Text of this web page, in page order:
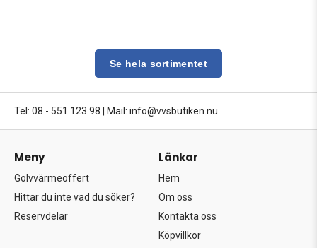
Se hela sortimentet
Tel: 08 - 551 123 98 Mail: info@vvsbutiken.nu
Meny
Golvvärmeoffert
Hittar du inte vad du söker?
Reservdelar
Länkar
Hem
Om oss
Kontakta oss
Köpvillkor